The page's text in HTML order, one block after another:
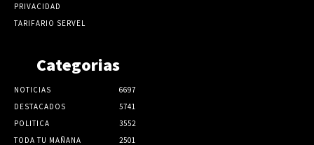
PRIVACIDAD
TARIFARIO SERVEL
Categorias
NOTICIAS
6697
DESTACADOS
5741
POLITICA
3552
TODA TU MAÑANA
2501